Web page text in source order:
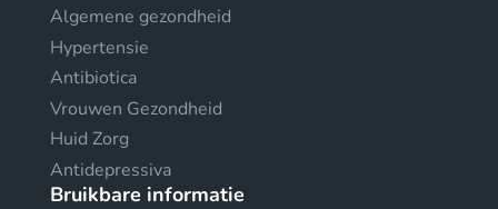
Algemene gezondheid
Hypertensie
Antibiotica
Vrouwen Gezondheid
Huid Zorg
Antidepressiva
Bruikbare informatie